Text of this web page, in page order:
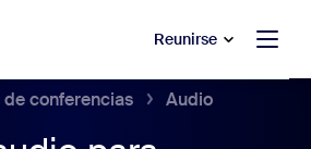
Reunirse
de conferencias Audio